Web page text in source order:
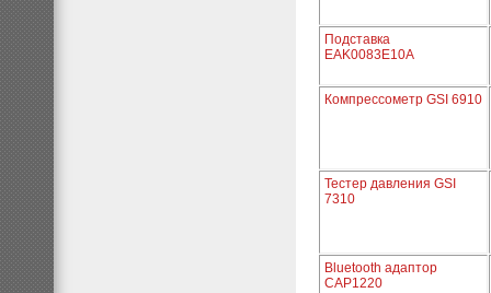
Подставка
EAK0083E10A
Компрессометр GSI 6910
Тестер давления GSI
7310
Bluetooth адаптор
CAP1220